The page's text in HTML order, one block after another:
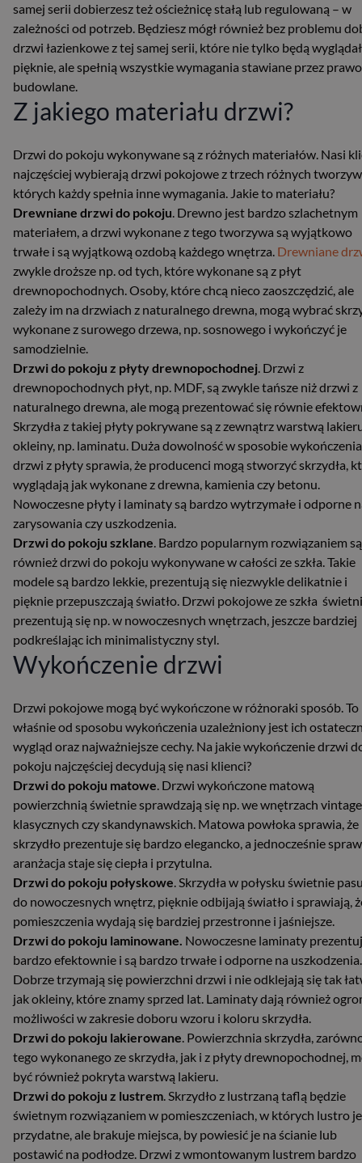
samej serii dobierzesz też ościeżnicę stałą lub regulowaną – w
zależności od potrzeb. Będziesz mógł również bez problemu
drzwi łazienkowe z tej samej serii, które nie tylko będą
pięknie, ale spełnią wszystkie wymagania stawiane przez prawo
budowlane.
Z jakiego materiału drzwi?
Drzwi do pokoju wykonywane są z różnych materiałów. Nasi
najczęściej wybierają drzwi pokojowe z trzech różnych
których każdy spełnia inne wymagania. Jakie to materiału?
Drewniane drzwi do pokoju. Drewno jest bardzo szlachetnym
materiałem, a drzwi wykonane z tego tworzywa są wyjątkowo
trwałe i są wyjątkową ozdobą każdego wnętrza. Drewniane
zwykle droższe np. od tych, które wykonane są z płyt
drewnopochodnych. Osoby, które chcą nieco zaoszczędzić, ale
zależy im na drzwiach z naturalnego drewna, mogą wybrać
wykonane z surowego drzewa, np. sosnowego i wykończyć je
samodzielnie.
Drzwi do pokoju z płyty drewnopochodnej. Drzwi z
drewnopochodnych płyt, np. MDF, są zwykle tańsze niż drzwi z
naturalnego drewna, ale mogą prezentować się równie
Skrzydła z takiej płyty pokrywane są z zewnątrz warstwą
okleiny, np. laminatu. Duża dowolność w sposobie wykończenia
drzwi z płyty sprawia, że producenci mogą stworzyć skrzydła,
wyglądają jak wykonane z drewna, kamienia czy betonu.
Nowoczesne płyty i laminaty są bardzo wytrzymałe i odporne
zarysowania czy uszkodzenia.
Drzwi do pokoju szklane. Bardzo popularnym rozwiązaniem są
również drzwi do pokoju wykonywane w całości ze szkła. Takie
modele są bardzo lekkie, prezentują się niezwykle delikatnie i
pięknie przepuszczają światło. Drzwi pokojowe ze szkła
prezentują się np. w nowoczesnych wnętrzach, jeszcze bardziej
podkreślając ich minimalistyczny styl.
Wykończenie drzwi
Drzwi pokojowe mogą być wykończone w różnoraki sposób. To
właśnie od sposobu wykończenia uzależniony jest ich
wygląd oraz najważniejsze cechy. Na jakie wykończenie drzwi
pokoju najczęściej decydują się nasi klienci?
Drzwi do pokoju matowe. Drzwi wykończone matową
powierzchnią świetnie sprawdzają się np. we wnętrzach
klasycznych czy skandynawskich. Matowa powłoka sprawia, że
skrzydło prezentuje się bardzo elegancko, a jednocześnie
aranżacja staje się ciepła i przytulna.
Drzwi do pokoju połyskowe. Skrzydła w połysku świetnie
do nowoczesnych wnętrz, pięknie odbijają światło i sprawiają,
pomieszczenia wydają się bardziej przestronne i jaśniejsze.
Drzwi do pokoju laminowane. Nowoczesne laminaty
bardzo efektownie i są bardzo trwałe i odporne na uszkodzenia.
Dobrze trzymają się powierzchni drzwi i nie odklejają się tak
jak okleiny, które znamy sprzed lat. Laminaty dają również
możliwości w zakresie doboru wzoru i koloru skrzydła.
Drzwi do pokoju lakierowane. Powierzchnia skrzydła,
tego wykonanego ze skrzydła, jak i z płyty drewnopochodnej,
być również pokryta warstwą lakieru.
Drzwi do pokoju z lustrem. Skrzydło z lustrzaną taflą będzie
świetnym rozwiązaniem w pomieszczeniach, w których lustro
przydatne, ale brakuje miejsca, by powiesić je na ścianie lub
postawić na podłodze. Drzwi z wmontowanym lustrem bardzo